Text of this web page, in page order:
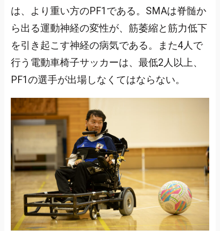
は、より重い方のPF1である。SMAは脊髄か
ら出る運動神経の変性が、筋萎縮と筋力低下
を引き起こす神経の病気である。また4人で
行う電動車椅子サッカーは、最低2人以上、
PF1の選手が出場しなくてはならない。